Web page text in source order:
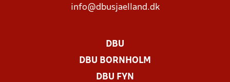
info@dbusjaelland.dk
DBU
DBU BORNHOLM
DBU FYN